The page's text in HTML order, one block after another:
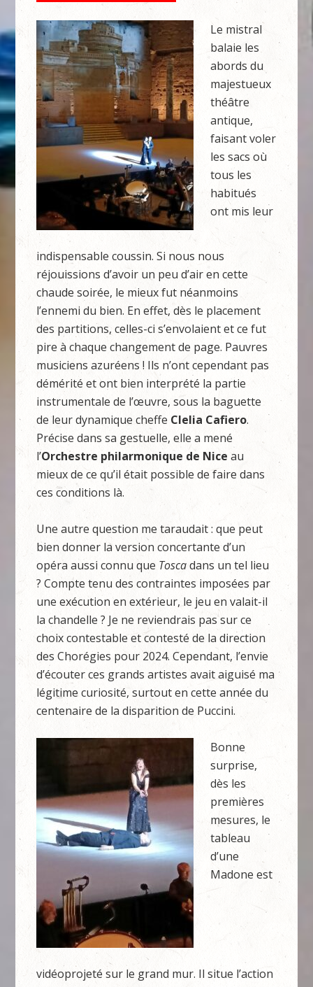
Le mistral
balaie les
abords du
majestueux
théâtre
antique,
faisant voler
les sacs où
tous les
habitués
ont mis leur
indispensable coussin. Si nous nous
réjouissions d’avoir un peu d’air en cette
chaude soirée, le mieux fut néanmoins
l’ennemi du bien. En effet, dès le placement
des partitions, celles-ci s’envolaient et ce fut
pire à chaque changement de page. Pauvres
musiciens azuréens ! Ils n’ont cependant pas
démérité et ont bien interprété la partie
instrumentale de l’œuvre, sous la baguette
de leur dynamique cheffe Clelia Cafiero.
Précise dans sa gestuelle, elle a mené
l’Orchestre philarmonique de Nice au
mieux de ce qu’il était possible de faire dans
ces conditions là.
Une autre question me taraudait : que peut
bien donner la version concertante d’un
opéra aussi connu que Toscadans un tel lieu
? Compte tenu des contraintes imposées par
une exécution en extérieur, le jeu en valait-il
la chandelle ? Je ne reviendrais pas sur ce
choix contestable et contesté de la direction
des Chorégies pour 2024. Cependant, l’envie
d’écouter ces grands artistes avait aiguisé ma
légitime curiosité, surtout en cette année du
centenaire de la disparition de Puccini.
Bonne
surprise,
dès les
premières
mesures, le
tableau
d’une
Madone est
vidéoprojeté sur le grand mur. Il situe l’action